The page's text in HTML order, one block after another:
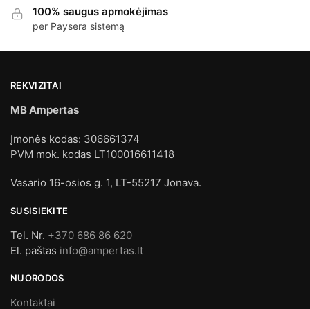
100% saugus apmokėjimas
per Paysera sistemą
REKVIZITAI
MB Ampertas
Įmonės kodas: 306661374
PVM mok. kodas LT100016611418
Vasario 16-osios g. 1, LT-55217 Jonava.
SUSISIEKITE
Tel. Nr. +370 686 86 620
El. paštas info@ampertas.lt
NUORODOS
Kontaktai